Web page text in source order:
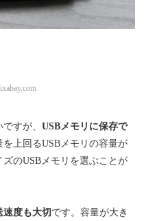
すが、 USBメモリに保存で
上回るUSBメモリの容量が
のUSBメモリを選ぶことが
速度も大切 です。容量が大き